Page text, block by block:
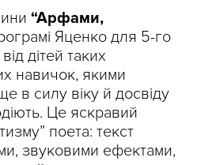
“Арфами,
Яценко для 5-го
дітей таких
навичок, якими
в силу віку й досвіду
Це яскравий
поета: текст
звуковими ефектами,